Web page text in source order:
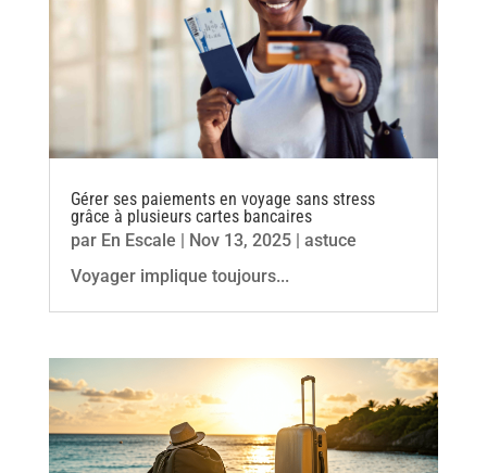
Gérer ses paiements en voyage sans stress
grâce à plusieurs cartes bancaires
par En Escale Nov 13, 2025| astuce
Voyager implique toujours...